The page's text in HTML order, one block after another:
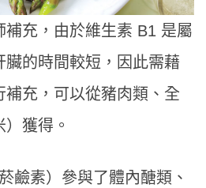
補充，由於維生素 B1 是屬
臟的時間較短，因此需藉
補充，可以從豬肉類、全
獲得。
鹼素）參與了體內醣類、